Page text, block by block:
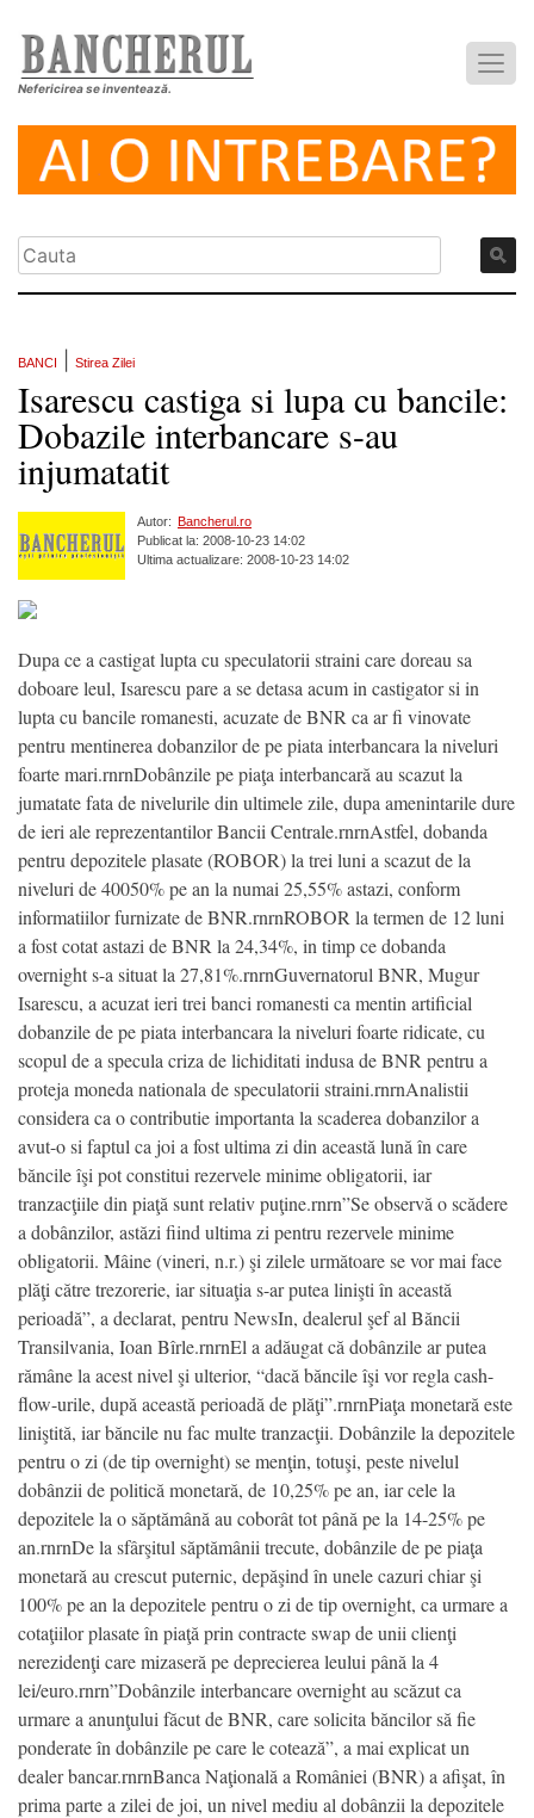
Nefericirea se inventează.
BANCI Stirea Zilei
Isarescu castiga si lupa cu bancile:
Dobazile interbancare s-au
injumatatit
Autor: Bancherul.ro
Publicat la: 2008-10-23 14:02
Ultima actualizare: 2008-10-23 14:02
Dupa ce a castigat lupta cu speculatorii straini care doreau sa
doboare leul, Isarescu pare a se detasa acum in castigator si in
lupta cu bancile romanesti, acuzate de BNR ca ar fi vinovate
pentru mentinerea dobanzilor de pe piata interbancara la niveluri
foarte mari.rnrnDobânzile pe piaţa interbancară au scazut la
jumatate fata de nivelurile din ultimele zile, dupa amenintarile dure
de ieri ale reprezentantilor Bancii Centrale.rnrnAstfel, dobanda
pentru depozitele plasate (ROBOR) la trei luni a scazut de la
niveluri de 40050% pe an la numai 25,55% astazi, conform
informatiilor furnizate de BNR.rnrnROBOR la termen de 12 luni
a fost cotat astazi de BNR la 24,34%, in timp ce dobanda
overnight s-a situat la 27,81%.rnrnGuvernatorul BNR, Mugur
Isarescu, a acuzat ieri trei banci romanesti ca mentin artificial
dobanzile de pe piata interbancara la niveluri foarte ridicate, cu
scopul de a specula criza de lichiditati indusa de BNR pentru a
proteja moneda nationala de speculatorii straini.rnrnAnalistii
considera ca o contributie importanta la scaderea dobanzilor a
avut-o si faptul ca joi a fost ultima zi din această lună în care
băncile îşi pot constitui rezervele minime obligatorii, iar
tranzacţiile din piaţă sunt relativ puţine.rnrn”Se observă o scădere
a dobânzilor, astăzi fiind ultima zi pentru rezervele minime
obligatorii. Mâine (vineri, n.r.) şi zilele următoare se vor mai face
plăţi către trezorerie, iar situaţia s-ar putea linişti în această
perioadă”, a declarat, pentru NewsIn, dealerul şef al Băncii
Transilvania, Ioan Bîrle.rnrnEl a adăugat că dobânzile ar putea
rămâne la acest nivel şi ulterior, “dacă băncile îşi vor regla cash-
flow-urile, după această perioadă de plăţi”.rnrnPiaţa monetară este
liniştită, iar băncile nu fac multe tranzacţii. Dobânzile la depozitele
pentru o zi (de tip overnight) se menţin, totuşi, peste nivelul
dobânzii de politică monetară, de 10,25% pe an, iar cele la
depozitele la o săptămână au coborât tot până pe la 14-25% pe
an.rnrnDe la sfârşitul săptămânii trecute, dobânzile de pe piaţa
monetară au crescut puternic, depăşind în unele cazuri chiar şi
100% pe an la depozitele pentru o zi de tip overnight, ca urmare a
cotaţiilor plasate în piaţă prin contracte swap de unii clienţi
nerezidenţi care mizaseră pe deprecierea leului până la 4
lei/euro.rnrn”Dobânzile interbancare overnight au scăzut ca
urmare a anunţului făcut de BNR, care solicita băncilor să fie
ponderate în dobânzile pe care le cotează”, a mai explicat un
dealer bancar.rnrnBanca Naţională a României (BNR) a afişat, în
prima parte a zilei de joi, un nivel mediu al dobânzii la depozitele